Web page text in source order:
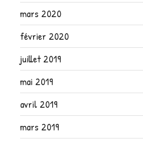
mars 2020
février 2020
juillet 2019
mai 2019
avril 2019
mars 2019